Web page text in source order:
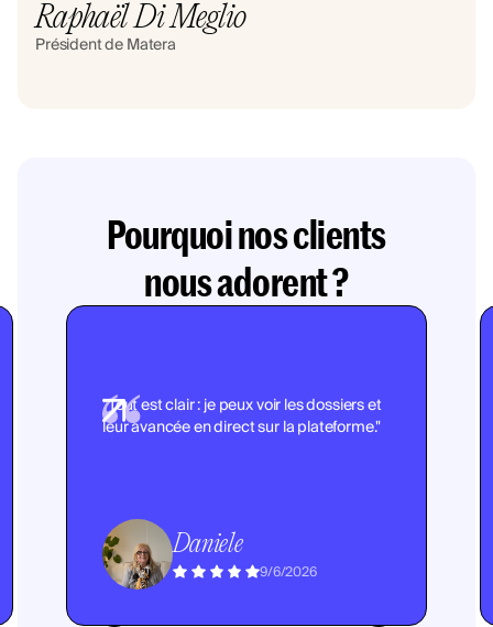
Raphaël Di Meglio
Président de Matera
Pourquoi nos clients
nous adorent ?
"Tout est clair : je peux voir les dossiers et
leur avancée en direct sur la plateforme."
Daniele
9/6/2026